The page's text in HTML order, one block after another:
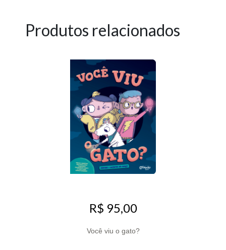
Produtos relacionados
R$ 95,00
Você viu o gato?